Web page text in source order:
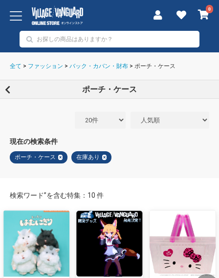
0
全て > ファッション > バック・カバン・財布 > ポーチ・ケース
ポーチ・ケース
現在の検索条件
ポーチ・ケース × 在庫あり ×
検索ワード”を含む特集：10 件